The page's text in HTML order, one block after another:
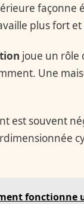
façonne
plus fort
joue un rôle
Une
est souvent
fonctionne